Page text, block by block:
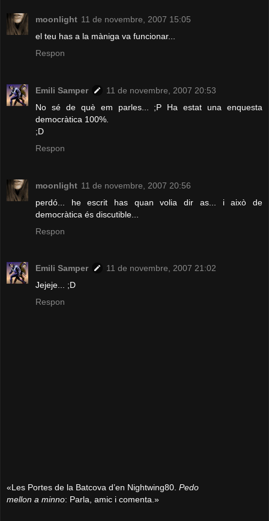
moonlight 11 de novembre, 2007 15:05
el teu has a la màniga va funcionar...
Respon
Emili Samper
11 de novembre, 2007 20:53
No sé de què em parles... ;P Ha estat una enquesta
democràtica 100%.
;D
Respon
moonlight 11 de novembre, 2007 20:56
perdó... he escrit has quan volia dir as... i això de
democràtica és discutible...
Respon
Emili Samper
11 de novembre, 2007 21:02
Jejeje... ;D
Respon
«Les Portes de la Batcova d’en Nightwing80. Pedo
mellon a minno: Parla, amic i comenta.»